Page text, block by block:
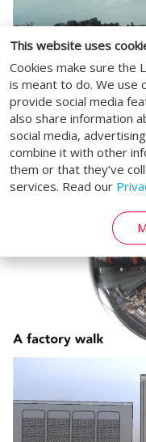
This website uses
Cookies make sure the
is meant to do. We use
provide social media
also share information
social media,
combine it with other
them or that they’ve
services. Read our